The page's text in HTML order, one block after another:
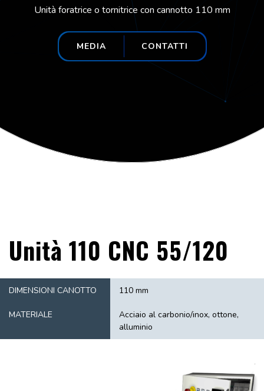
Unità foratrice o tornitrice con cannotto 110 mm
MEDIA CONTATTI
Unità 110 CNC 55/120
DIMENSIONI CANOTTO 110 mm
MATERIALE
Acciaio al carbonio/inox, ottone,
alluminio